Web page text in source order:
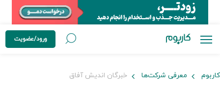
ورود/عضویت
کاربوم معرفی شرکت‌ها خبرگان اندیش آفاق